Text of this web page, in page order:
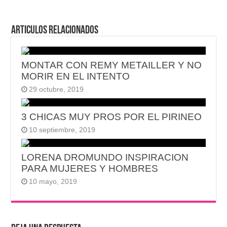
Articulos relacionados
MONTAR CON REMY METAILLER Y NO
MORIR EN EL INTENTO
29 octubre, 2019
3 CHICAS MUY PROS POR EL PIRINEO
10 septiembre, 2019
LORENA DROMUNDO INSPIRACION
PARA MUJERES Y HOMBRES
10 mayo, 2019